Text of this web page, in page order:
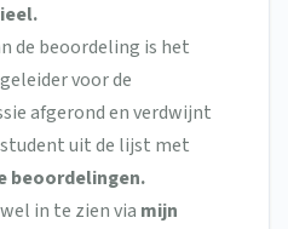
de beoordeling is het
voor de
afgerond en verdwijnt
uit de lijst met
beoordelingen.
in te zien via mijn